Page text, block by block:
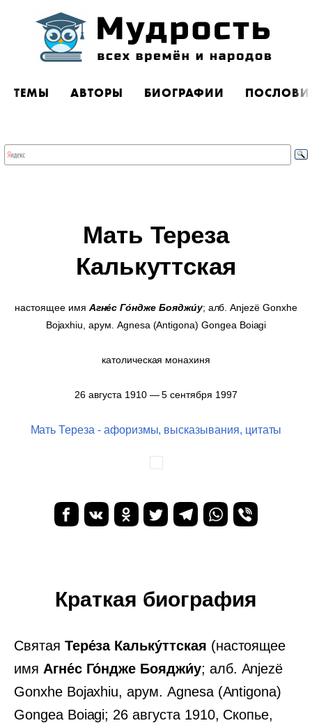
ТЕМЫ АВТОРЫ БИОГРАФИИ
Мать Тереза
Калькуттская
настоящее имя Агне́с Го́ндже Бояджи́у; алб. Anjezë Gonxhe
Bojaxhiu, арум. Agnesa (Antigona) Gongea Boiagi
католическая монахиня
26 августа 1910 — 5 сентября 1997
Мать Тереза - афоризмы, высказывания, цитаты
Краткая биография
Святая Тере́за Кальку́ттская (настоящее
имя Агне́с Го́ндже Бояджи́у; алб. Anjezë
Gonxhe Bojaxhiu, арум. Agnesa (Antigona)
Gongea Boiagi; 26 августа 1910, Скопье,